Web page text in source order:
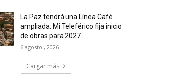
La Paz tendrá una Línea Café
ampliada: Mi Teleférico fija inicio
de obras para 2027
6 agosto , 2026
Cargar más